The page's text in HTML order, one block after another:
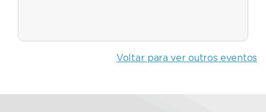
Voltar para ver outros eventos